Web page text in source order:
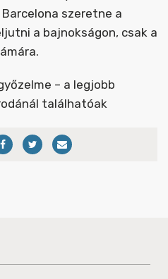
szeretne a
a bajnokságon, csak a
– a legjobb
találhatóak